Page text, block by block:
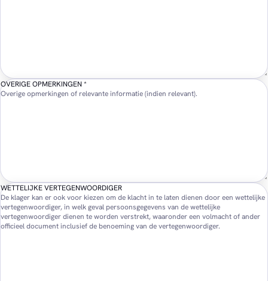
OVERIGE OPMERKINGEN*
Overige opmerkingen of relevante informatie (indien relevant).
WETTELIJKE VERTEGENWOORDIGER
De klager kan er ook voor kiezen om de klacht in te laten dienen door een wettelijke
vertegenwoordiger, in welk geval persoonsgegevens van de wettelijke
vertegenwoordiger dienen te worden verstrekt, waaronder een volmacht of ander
officieel document inclusief de benoeming van de vertegenwoordiger.